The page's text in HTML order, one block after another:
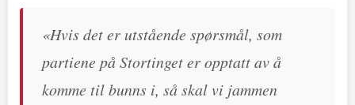
«Hvis det er utstående spørsmål, som
partiene på Stortinget er opptatt av å
komme til bunns i, så skal vi jammen